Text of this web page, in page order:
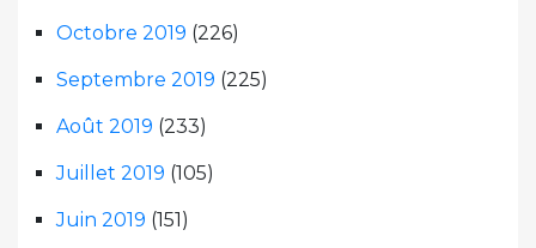
Octobre 2019 (226)
Septembre 2019 (225)
Août 2019 (233)
Juillet 2019 (105)
Juin 2019 (151)